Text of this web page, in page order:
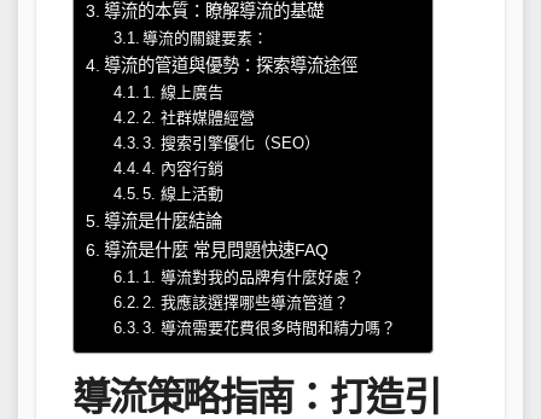
導流的本質：瞭解導流的基礎
導流的關鍵要素：
導流的管道與優勢：探索導流途徑
1. 線上廣告
2. 社群媒體經營
3. 搜索引擎優化（SEO）
4. 內容行銷
5. 線上活動
導流是什麼結論
導流是什麼 常見問題快速FAQ
1. 導流對我的品牌有什麼好處？
2. 我應該選擇哪些導流管道？
3. 導流需要花費很多時間和精力嗎？
導流策略指南：打造引